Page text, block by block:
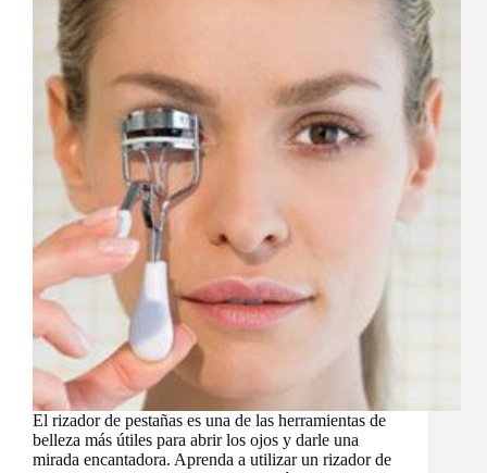
El rizador de pestañas es una de las herramientas de
belleza más útiles para abrir los ojos y darle una
mirada encantadora. Aprenda a utilizar un rizador de